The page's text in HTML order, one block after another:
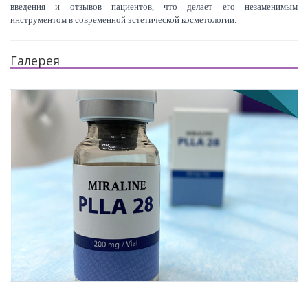
введения и отзывов пациентов, что делает его незаменимым
инструментом в современной эстетической косметологии.
Галерея